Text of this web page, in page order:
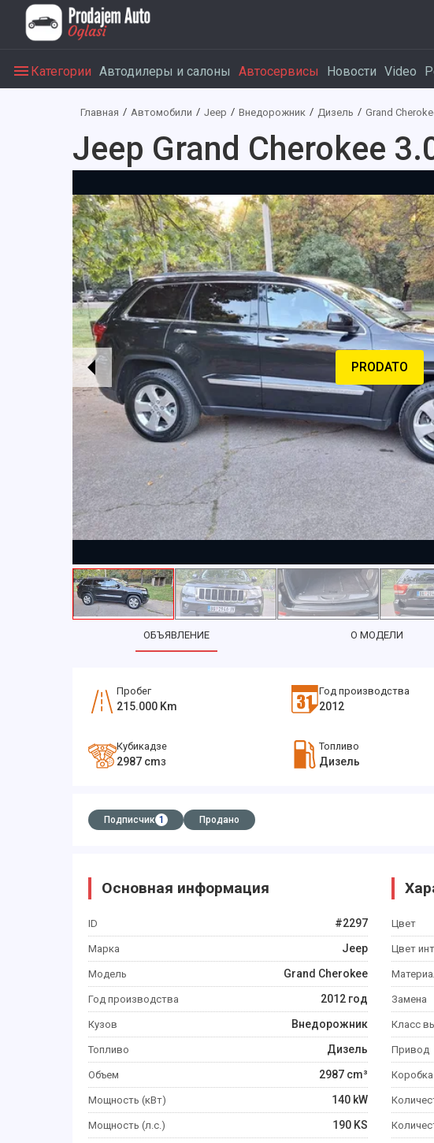
Категории Автодилеры и салоны Автосервисы Новости Video
Главная Автомобили Jeep Внедорожник Дизель Grand
Jeep Grand Cherokee
PRODATO
ОБЪЯВЛЕНИЕ О МОДЕЛИ
Пробег
215.000 Km
Год производства
2012
Кубикадзе
2987 cm3
Топливо
Дизель
Подписчик 1 Продано
Основная информация
ID #2297
Марка Jeep
Модель Grand Cherokee
Год производства 2012 год
Кузов Внедорожник
Топливо Дизель
Объем 2987 cm³
Мощность (кВт) 140 kW
Мощность (л.с.) 190 KS
Цвет
Цвет
Замена
Класс
Привод